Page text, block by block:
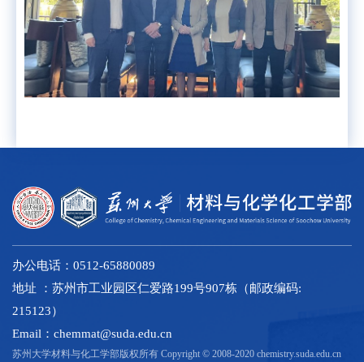
办公电话：0512-65880089
地址 ：苏州市工业园区仁爱路199号907栋（邮政编码:
215123）
Email：chemmat@suda.edu.cn
苏州大学材料与化工学部版权所有 Copyright © 2008-2020 chemistry.suda.edu.cn